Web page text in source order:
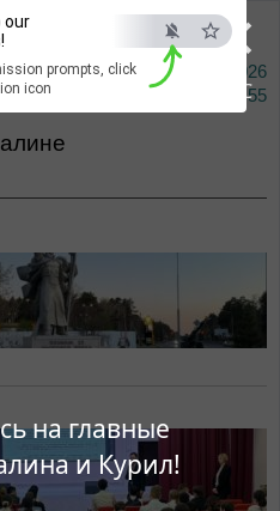
×
ESC
на главные
и Курил!
our
prompts, click
icon
Pacific Information Agency
9 augusta 2026
02:55